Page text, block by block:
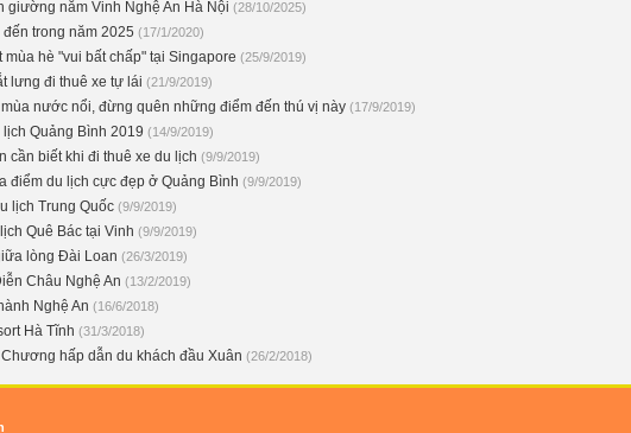
giường nằm Vinh Nghệ An Hà Nội (28/10/2025)
trong năm 2025 (17/1/2020)
mùa hè "vui bất chấp" tại Singapore (25/9/2019)
lưng đi thuê xe tự lái (21/9/2019)
nước nổi, đừng quên những điểm đến thú vị này (17/9/2019)
Quảng Bình 2019 (14/9/2019)
cần biết khi đi thuê xe du lịch (9/9/2019)
điểm du lịch cực đẹp ở Quảng Bình (9/9/2019)
lịch Trung Quốc (9/9/2019)
Quê Bác tại Vinh (9/9/2019)
lòng Đài Loan (26/3/2019)
Châu Nghệ An (13/2/2019)
Nghệ An (16/6/2018)
Hà Tĩnh (31/3/2018)
hấp dẫn du khách đầu Xuân (26/2/2018)